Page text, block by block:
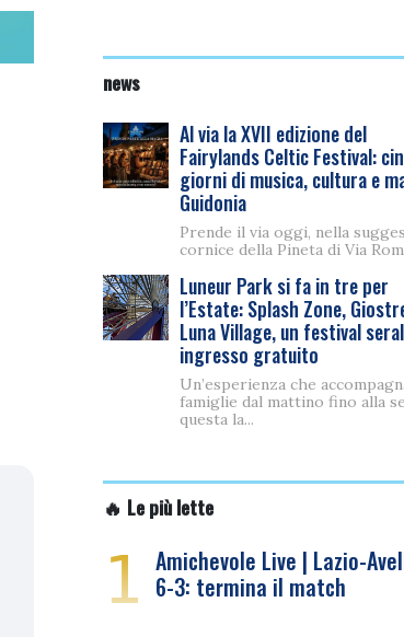
news
Al via la XVII edizione del
Fairylands Celtic Festival:
giorni di musica, cultura e
Guidonia
Prende il via oggi, nella
cornice della Pineta di Via
Luneur Park si fa in tre per
l’Estate: Splash Zone,
Luna Village, un festival
ingresso gratuito
Un’esperienza che
famiglie dal mattino fino alla
questa la...
🔥 Le più lette
1 Amichevole Live | Lazio-
6-3: termina il match